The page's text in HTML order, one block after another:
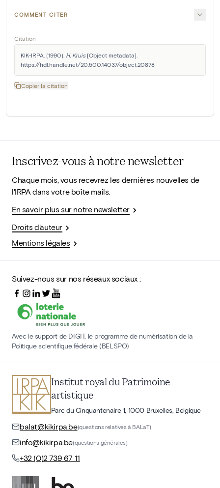
COMMENT CITER
Citation
KIK-IRPA. (1990). H. Kruis [Object metadata].
https://hdl.handle.net/20.500.14037/object.20878
Copier la citation
Inscrivez-vous à notre newsletter
Chaque mois, vous recevrez les dernières nouvelles de
l'IRPA dans votre boîte mails.
En savoir plus sur notre newsletter
Droits d'auteur
Mentions légales
Suivez-nous sur nos réseaux sociaux :
Avec le support de DIGIT, le programme de numérisation de la
Politique scientifique fédérale (BELSPO)
Institut royal du Patrimoine
artistique
Parc du Cinquantenaire 1, 1000 Bruxelles, Belgique
balat@kikirpa.be(questions relatives à BALaT)
info@kikirpa.be(questions générales)
+32 (0)2 739 67 11